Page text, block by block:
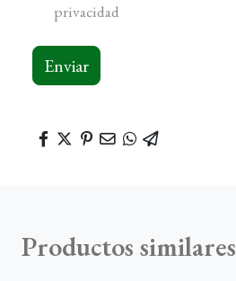
privacidad
Enviar
Productos similares